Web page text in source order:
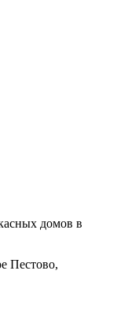
домов в
Пестово,